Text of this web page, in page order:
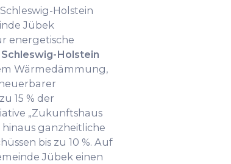
Holstein
Jübek
energetische
Holstein
Wärmedämmung,
15 % der
„Zukunftshaus
ganzheitliche
bis zu 10 %. Auf
Jübek einen